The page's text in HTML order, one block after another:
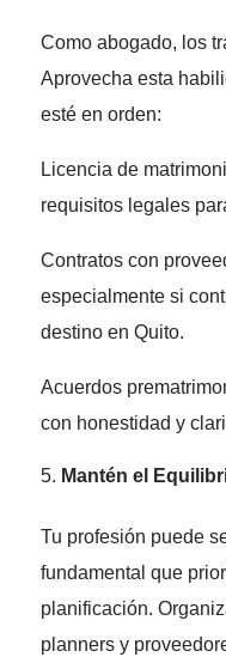
Como abogado, los
Aprovecha esta
esté en orden:
Licencia de
requisitos legales
Contratos con
especialmente si
destino en Quito.
Acuerdos
con honestidad y
Mantén el
Tu profesión puede
fundamental que
planificación.
planners y